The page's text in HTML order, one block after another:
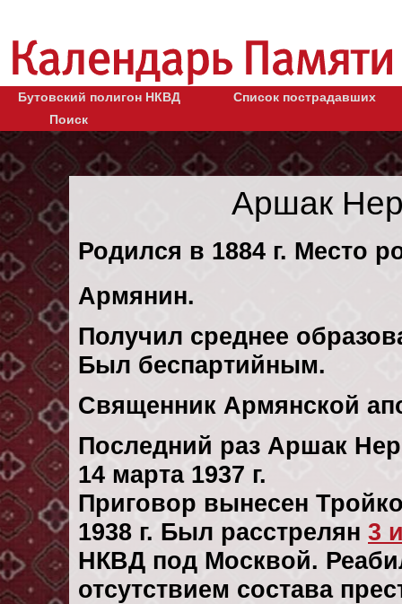
Бутовский полигон НКВД
Список пострадавших
Поиск
Аршак
Родился в 1884 г. Место
Армянин.
Получил среднее
Был беспартийным.
Священник Армянской
Последний раз Аршак
14 марта 1937 г.
Приговор вынесен
1938 г. Был расстрелян 3
НКВД под Москвой.
отсутствием состава